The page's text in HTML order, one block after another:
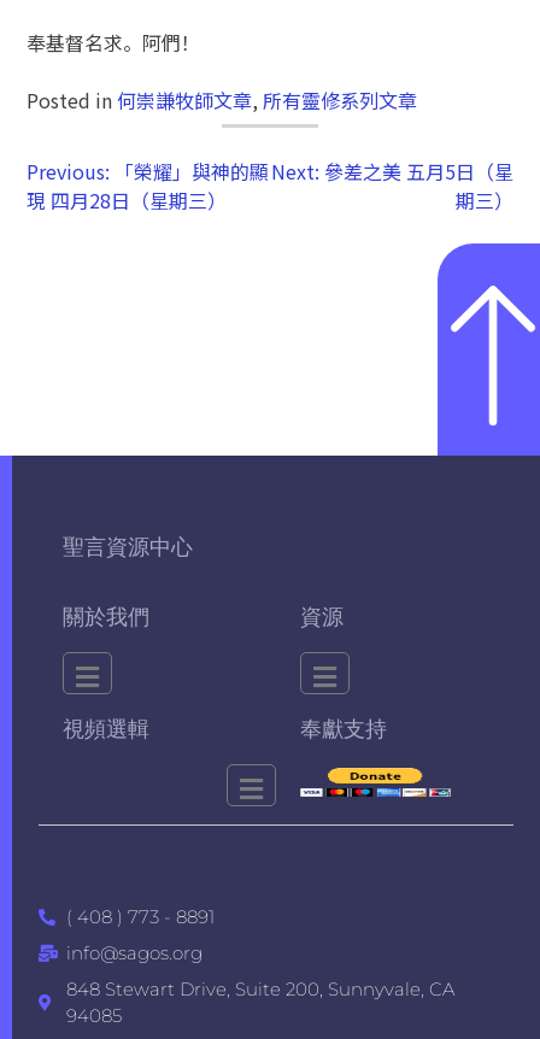
奉基督名求。阿們！
Posted in 何崇謙牧師文章, 所有靈修系列文章
Previous:
「榮耀」與神的顯
現 四月28日（星期三）
Next: 參差之美 五月5日（星
期三）
聖言資源中心
關於我們 資源
視頻選輯 奉獻支持
( 408 ) 773 - 8891
info@sagos.org
848 Stewart Drive, Suite 200, Sunnyvale, CA
94085